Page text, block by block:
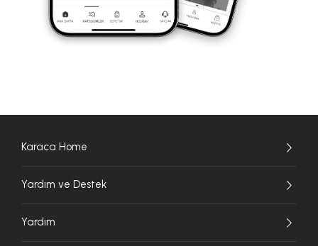
Karaca Home
Yardım ve Destek
Yardım